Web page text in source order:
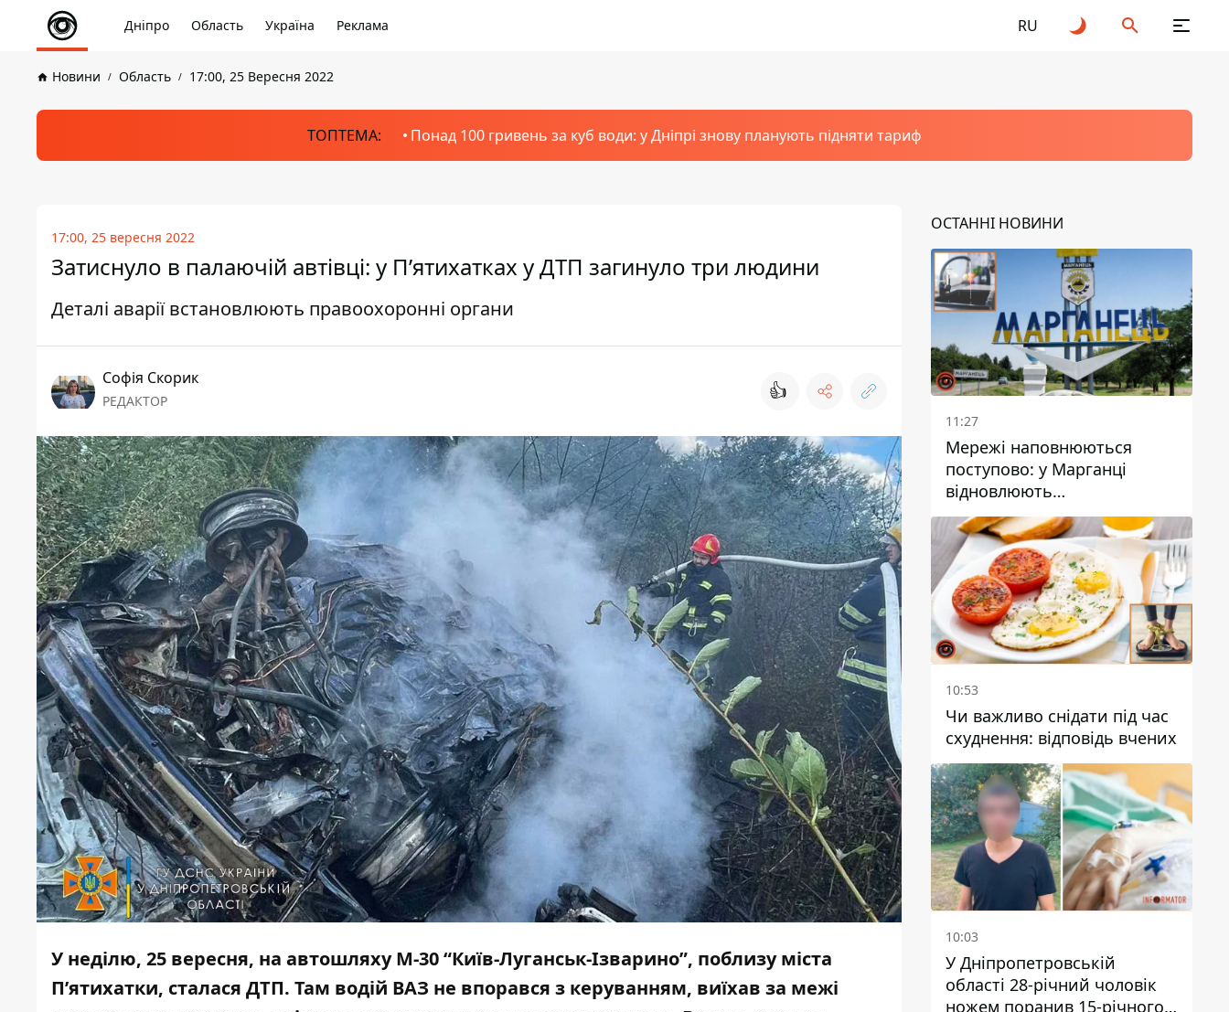
Дніпро Область Україна Реклама RU
Новини Область 17:00, 25 Вересня 2022
ТОПТЕМА: Понад 100 гривень за куб води: у Дніпрі знову планують підняти тариф
17:00, 25 вересня 2022
Затиснуло в палаючій автівці: у П’ятихатках у ДТП загинуло три людини
Деталі аварії встановлюють правоохоронні органи
Софія Скорик
РЕДАКТОР 👍
У неділю, 25 вересня, на автошляху М-30 “Київ-Луганськ-Ізварино”, поблизу міста
П’ятихатки, сталася ДТП. Там водій ВАЗ не впорався з керуванням, виїхав за межі
ОСТАННІ НОВИНИ
11:27
Мережі наповнюються
поступово: у Марганці
відновлюють
водопостачання
10:53
Чи важливо снідати під час
схуднення: відповідь вчених
10:03
У Дніпропетровській
області 28-річний чоловік
ножем поранив 15-річного